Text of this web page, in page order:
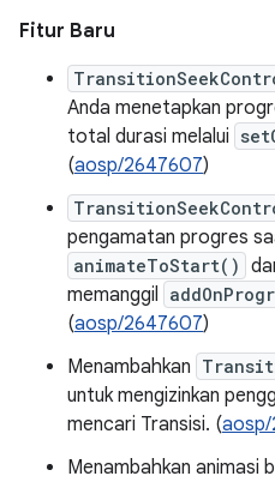
Fitur Baru
Anda menetapkan
total durasi melalui
(aosp/2647607)
pengamatan progres
animateToStart()
memanggil
(aosp/2647607)
Menambahkan
untuk mengizinkan
mencari Transisi. (
Menambahkan animasi